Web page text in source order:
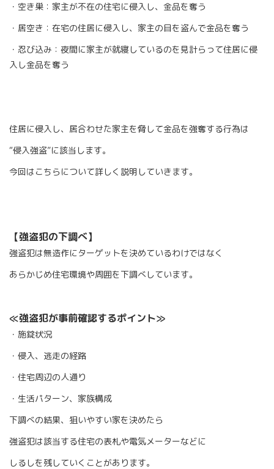
・空き巣：家主が不在の住宅に侵入し、金品を奪う
・居空き：在宅の住居に侵入し、家主の目を盗んで金品を奪う
・忍び込み：夜間に家主が就寝しているのを見計らって住居に侵
入し金品を奪う
住居に侵入し、居合わせた家主を脅して金品を強奪する行為は
“侵入強盗”に該当します。
今回はこちらについて詳しく説明していきます。
【強盗犯の下調べ】
強盗犯は無造作にターゲットを決めているわけではなく
あらかじめ住宅環境や周囲を下調べしています。
≪強盗犯が事前確認するポイント≫
・施錠状況
・侵入、逃走の経路
・住宅周辺の人通り
・生活パターン、家族構成
下調べの結果、狙いやすい家を決めたら
強盗犯は該当する住宅の表札や電気メーターなどに
しるしを残していくことがあります。